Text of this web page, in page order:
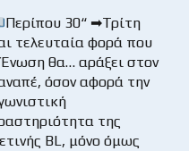
Περίπου 30“ ➡Τρίτη
τελευταία φορά που
θα… αράξει στον
όσον αφορά την
της
BL, μόνο όμως